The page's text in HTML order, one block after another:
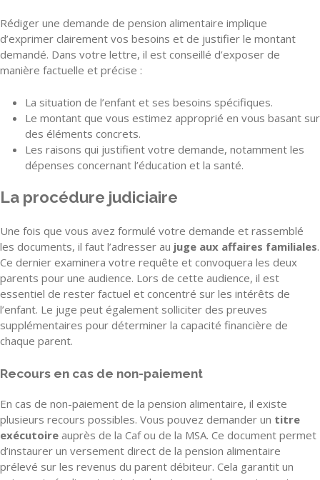
Rédiger une demande de pension alimentaire implique
d’exprimer clairement vos besoins et de justifier le montant
demandé. Dans votre lettre, il est conseillé d’exposer de
manière factuelle et précise :
La situation de l’enfant et ses besoins spécifiques.
Le montant que vous estimez approprié en vous basant sur
des éléments concrets.
Les raisons qui justifient votre demande, notamment les
dépenses concernant l’éducation et la santé.
La procédure judiciaire
Une fois que vous avez formulé votre demande et rassemblé
les documents, il faut l’adresser au juge aux affaires familiales.
Ce dernier examinera votre requête et convoquera les deux
parents pour une audience. Lors de cette audience, il est
essentiel de rester factuel et concentré sur les intérêts de
l’enfant. Le juge peut également solliciter des preuves
supplémentaires pour déterminer la capacité financière de
chaque parent.
Recours en cas de non-paiement
En cas de non-paiement de la pension alimentaire, il existe
plusieurs recours possibles. Vous pouvez demander un titre
exécutoire auprès de la Caf ou de la MSA. Ce document permet
d’instaurer un versement direct de la pension alimentaire
prélevé sur les revenus du parent débiteur. Cela garantit un